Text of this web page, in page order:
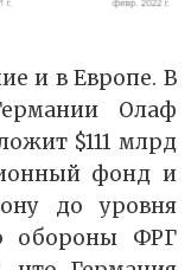
и в Европе. В
Олаф
$111 млрд
фонд и
до уровня
обороны ФРГ